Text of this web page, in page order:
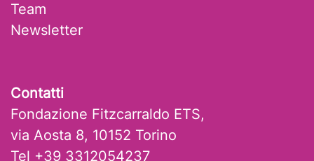
Team
Newsletter
Contatti
Fondazione Fitzcarraldo ETS,
via Aosta 8, 10152 Torino
Tel +39 3312054237